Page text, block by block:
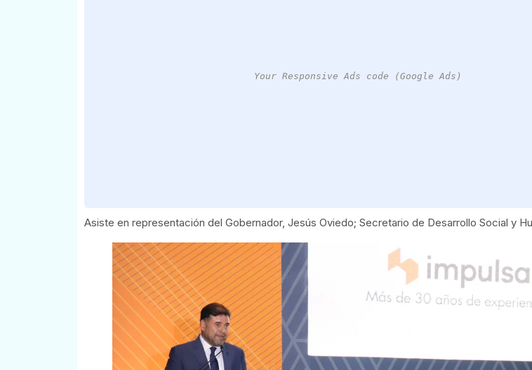
Your Responsive Ads code (Google Ads)
Asiste en representación del Gobernador, Jesús Oviedo; Secretario de Desarrollo Social y